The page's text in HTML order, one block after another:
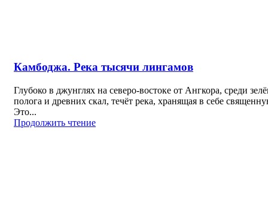
Камбоджа. Река тысячи лингамов
Глубоко в джунглях на северо-востоке от Ангкора, среди
полога и древних скал, течёт река, хранящая в себе
Это...
Продолжить чтение